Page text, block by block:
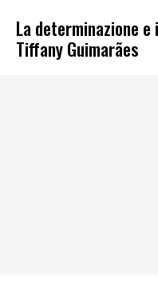
La determinazione
Tiffany Guimarães